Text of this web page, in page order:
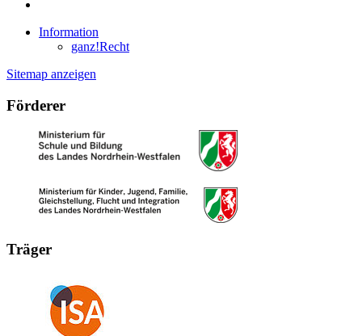
Information
ganz!Recht
Sitemap anzeigen
Förderer
Träger